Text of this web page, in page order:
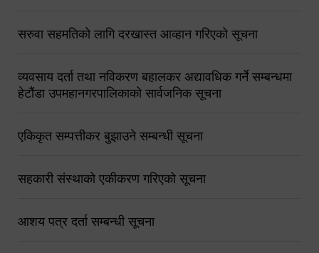
सरुवा सहमतिको लागि दरखास्त आव्हान गरिएको सूचना
व्यवसाय दर्ता तथा नविकरण बहालकर अद्यावधिक गर्ने सम्बन्धमा
हेटौंडा उपमहानगरपालिकाको सार्वजनिक सूचना
एकिकृत सम्पत्तीकर बुझाउने सम्बन्धी सूचना
सहकारी संस्थाको एकीकरण गरिएको सूचना
आशय पत्र दर्ता सम्बन्धी सूचना